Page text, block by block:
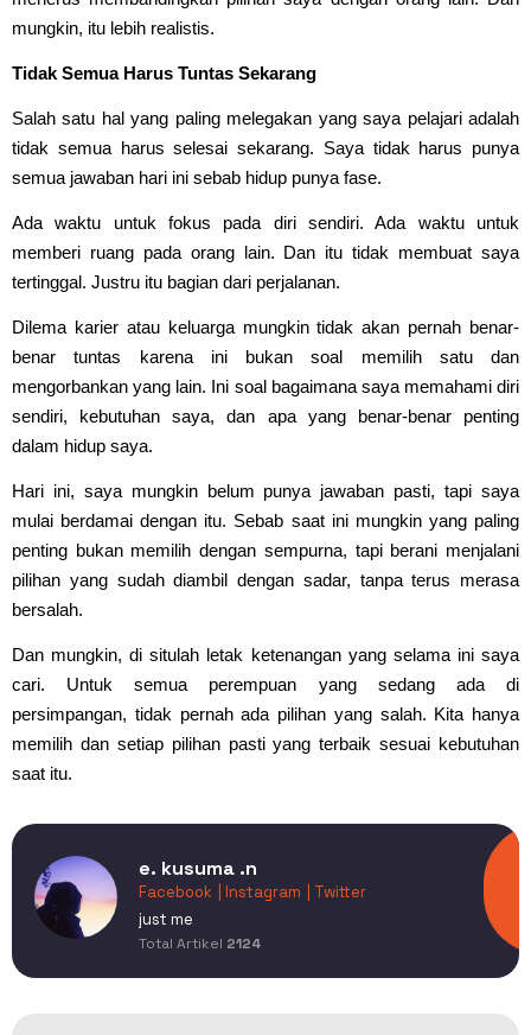
mungkin, itu lebih realistis.
Tidak Semua Harus Tuntas Sekarang
Salah satu hal yang paling melegakan yang saya pelajari adalah
tidak semua harus selesai sekarang. Saya tidak harus punya
semua jawaban hari ini sebab hidup punya fase.
Ada waktu untuk fokus pada diri sendiri. Ada waktu untuk
memberi ruang pada orang lain. Dan itu tidak membuat saya
tertinggal. Justru itu bagian dari perjalanan.
Dilema karier atau keluarga mungkin tidak akan pernah benar-
benar tuntas karena ini bukan soal memilih satu dan
mengorbankan yang lain. Ini soal bagaimana saya memahami diri
sendiri, kebutuhan saya, dan apa yang benar-benar penting
dalam hidup saya.
Hari ini, saya mungkin belum punya jawaban pasti, tapi saya
mulai berdamai dengan itu. Sebab saat ini mungkin yang paling
penting bukan memilih dengan sempurna, tapi berani menjalani
pilihan yang sudah diambil dengan sadar, tanpa terus merasa
bersalah.
Dan mungkin, di situlah letak ketenangan yang selama ini saya
cari. Untuk semua perempuan yang sedang ada di
persimpangan, tidak pernah ada pilihan yang salah. Kita hanya
memilih dan setiap pilihan pasti yang terbaik sesuai kebutuhan
saat itu.
e. kusuma .n
Facebook | Instagram
| Twitter
just me
Total Artikel 2124